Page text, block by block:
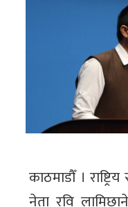
काठमाडौँ ।
नेता रवि